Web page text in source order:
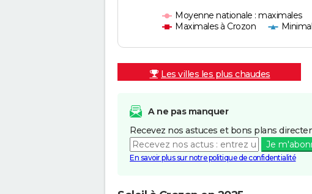
Moyenne nationale : maximales
Maximales à Crozon
Les villes les plus chaudes
A ne pas manquer
Recevez nos astuces et bons plans
Je
En savoir plus sur notre politique de confidentialité